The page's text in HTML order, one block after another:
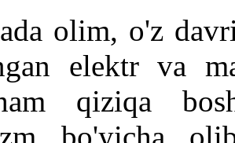
olim, o'z
elektr va
qiziqa
bo'yicha